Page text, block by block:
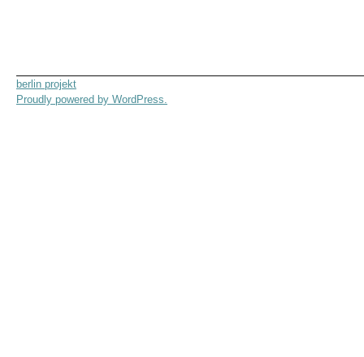
berlin projekt
Proudly powered by WordPress.